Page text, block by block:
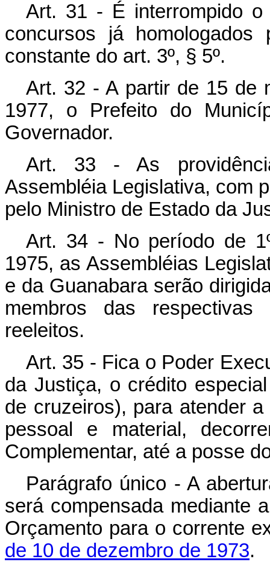
Art. 31 - É interrompido
concursos já
constante do art. 3º, § 5º.
Art. 32 - A partir de 15 de
1977, o Prefeito do
Governador.
Art. 33 - As
Assembléia Legislativa, com
pelo Ministro de Estado da
Art. 34 - No período de
1975, as Assembléias
e da Guanabara serão
membros das
reeleitos.
Art. 35 - Fica o Poder
da Justiça, o crédito
de cruzeiros), para atender
pessoal e material,
Complementar, até a posse
Parágrafo único - A
será compensada mediante
Orçamento para o corrente
de 10 de dezembro de 1973.